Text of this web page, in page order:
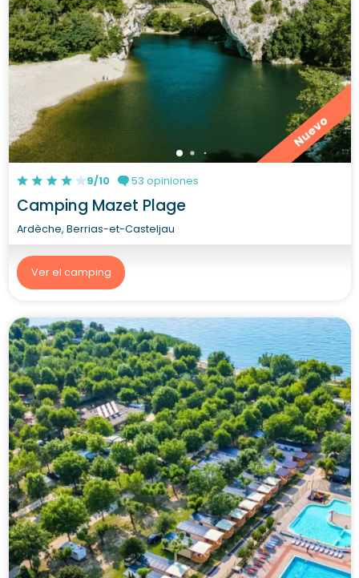
Nuevo
9/10 53 opiniones
Camping Mazet Plage
Ardèche, Berrias-et-Casteljau
Ver el camping